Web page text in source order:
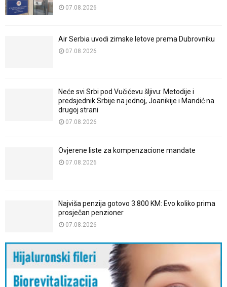
07.08.2026
Air Serbia uvodi zimske letove prema Dubrovniku
07.08.2026
Neće svi Srbi pod Vučićevu šljivu: Metodije i
predsjednik Srbije na jednoj, Joanikije i Mandić na
drugoj strani
07.08.2026
Ovjerene liste za kompenzacione mandate
07.08.2026
Najviša penzija gotovo 3.800 KM: Evo koliko prima
prosječan penzioner
07.08.2026